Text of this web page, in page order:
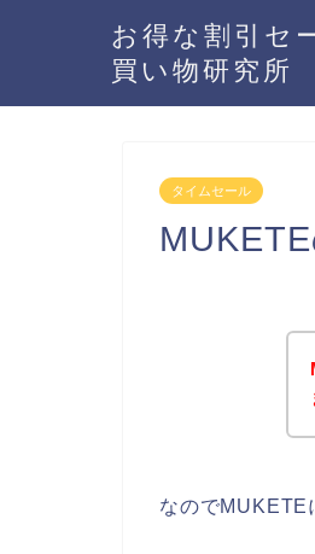
お得な割引セ
買い物研究所
タイムセール
なのでMUKETE